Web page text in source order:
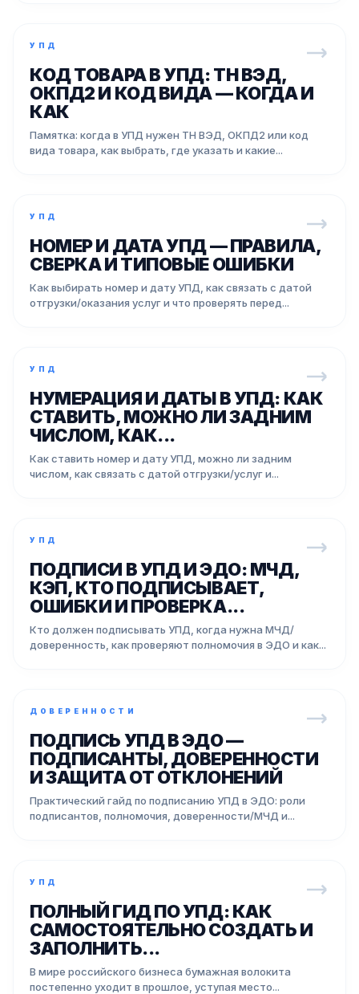
УПД
КОД ТОВАРА В УПД: ТН ВЭД,
ОКПД2 И КОД ВИДА — КОГДА И
КАК
Памятка: когда в УПД нужен ТН ВЭД, ОКПД2 или код
вида товара, как выбрать, где указать и какие...
УПД
НОМЕР И ДАТА УПД — ПРАВИЛА,
СВЕРКА И ТИПОВЫЕ ОШИБКИ
Как выбирать номер и дату УПД, как связать с датой
отгрузки/оказания услуг и что проверять перед...
УПД
НУМЕРАЦИЯ И ДАТЫ В УПД: КАК
СТАВИТЬ, МОЖНО ЛИ ЗАДНИМ
ЧИСЛОМ, КАК...
Как ставить номер и дату УПД, можно ли задним
числом, как связать с датой отгрузки/услуг и...
УПД
ПОДПИСИ В УПД И ЭДО: МЧД,
КЭП, КТО ПОДПИСЫВАЕТ,
ОШИБКИ И ПРОВЕРКА...
Кто должен подписывать УПД, когда нужна МЧД/
доверенность, как проверяют полномочия в ЭДО и как...
ДОВЕРЕННОСТИ
ПОДПИСЬ УПД В ЭДО —
ПОДПИСАНТЫ, ДОВЕРЕННОСТИ
И ЗАЩИТА ОТ ОТКЛОНЕНИЙ
Практический гайд по подписанию УПД в ЭДО: роли
подписантов, полномочия, доверенности/МЧД и...
УПД
ПОЛНЫЙ ГИД ПО УПД: КАК
САМОСТОЯТЕЛЬНО СОЗДАТЬ И
ЗАПОЛНИТЬ...
В мире российского бизнеса бумажная волокита
постепенно уходит в прошлое, уступая место...